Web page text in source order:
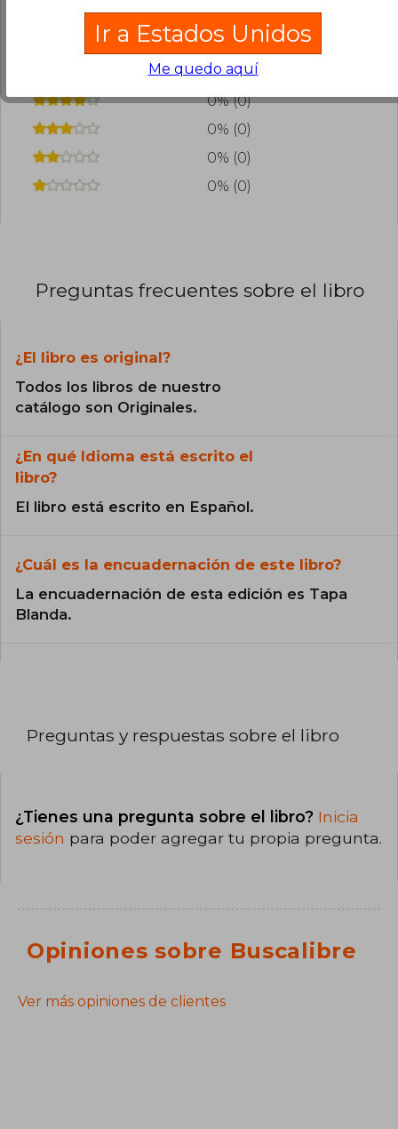
agregar tu propia evaluación.
100% (7)
0% (0)
0% (0)
0% (0)
0% (0)
Preguntas frecuentes sobre el libro
¿El libro es original?
Todos los libros de nuestro
catálogo son Originales.
¿En qué Idioma está escrito el
libro?
El libro está escrito en Español.
¿Cuál es la encuadernación de este libro?
La encuadernación de esta edición es Tapa
Blanda.
Preguntas y respuestas sobre el libro
¿Tienes una pregunta sobre el libro? Inicia
sesión para poder agregar tu propia pregunta.
Opiniones sobre Buscalibre
Ver más opiniones de clientes
Ir a Estados Unidos
Me quedo aquí